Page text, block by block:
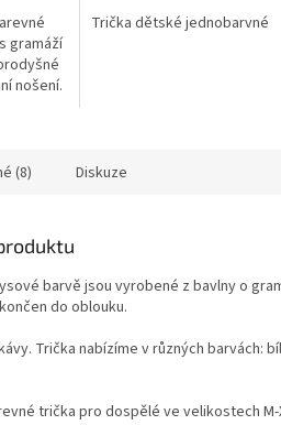
gramáží
nošení.
Trička dětské jednobarvné
(8) Diskuze
barvě jsou vyrobené z bavlny o
do oblouku.
Trička nabízíme v různých barvách:
trička pro dospělé ve velikostech M-